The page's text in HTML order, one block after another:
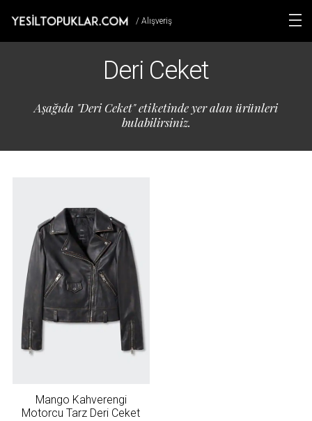
/ Alışveriş
Deri Ceket
Aşağıda "Deri Ceket" etiketinde yer alan ürünleri
bulabilirsiniz.
Mango Kahverengi
Motorcu Tarz Deri Ceket